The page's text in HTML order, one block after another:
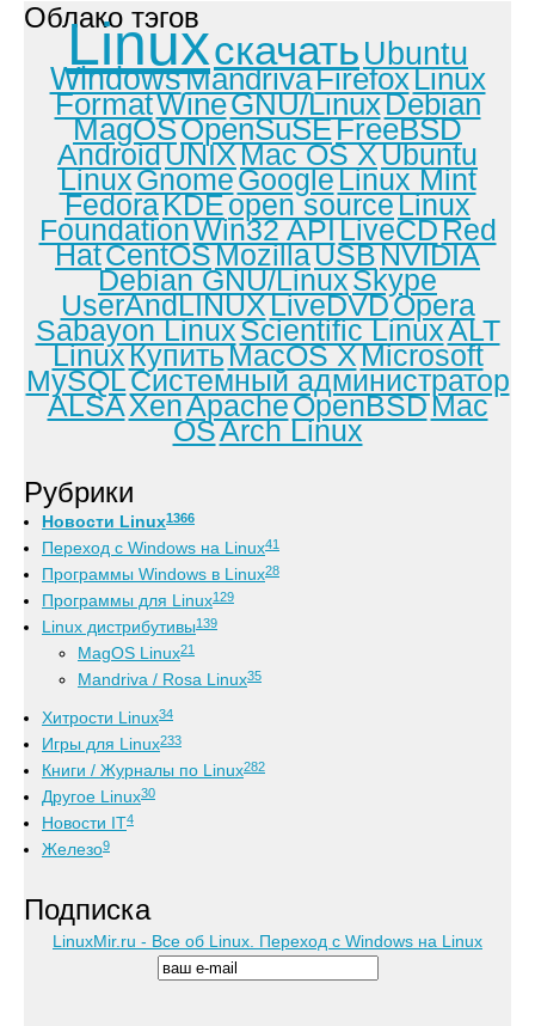
Облако тэгов
Linuxскачать Ubuntu
WindowsMandrivaFirefoxLinux
FormatWineGNU/LinuxDebian
MagOSOpenSuSEFreeBSD
AndroidUNIXMac OS XUbuntu
LinuxGnomeGoogleLinux Mint
FedoraKDEopen sourceLinux
FoundationWin32 APILiveCDRed
HatCentOSMozillaUSBNVIDIA
Debian GNU/LinuxSkype
UserAndLINUXLiveDVDOpera
Sabayon LinuxScientific LinuxALT
LinuxКупитьMacOS XMicrosoft
MySQLСистемный администратор
ALSAXenApacheOpenBSDMac
OSArch Linux
Рубрики
Новости Linux1366
Переход с Windows на Linux41
Программы Windows в Linux28
Программы для Linux129
Linux дистрибутивы139
MagOS Linux21
Mandriva / Rosa Linux35
Хитрости Linux34
Игры для Linux233
Книги / Журналы по Linux282
Другое Linux30
Новости IT4
Железо9
Подписка
LinuxMir.ru - Все об Linux. Переход с Windows на Linux